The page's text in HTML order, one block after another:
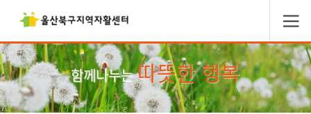
함께나누는따뜻한 행복